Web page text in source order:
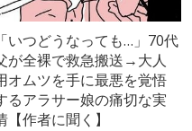
「いつどうなっても…」70代
が全裸で救急搬送→大人
オムツを手に最悪を覚悟
るアラサー娘の痛切な実
【作者に聞く】